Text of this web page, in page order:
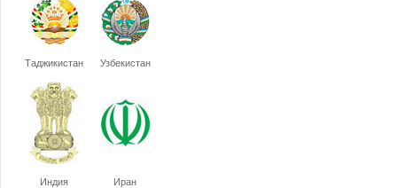
Таджикистан Узбекистан
Индия Иран